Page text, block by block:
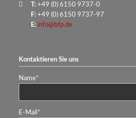
T: +49 (0) 6150 9737-0
F: +49 (0) 6150 9737-97
E: info@bfp.de
Kontaktieren Sie uns
Pflichtfeld
Name*
Pflichtfeld
E-Mail *